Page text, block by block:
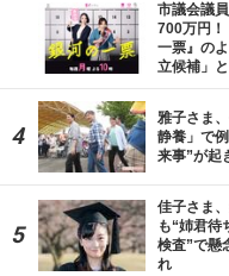
市議会議
700万円！
一票』の
立候補」
雅子さま
静養」で
来事”が起
佳子さま
も“姉君待
検査”で懸
れ